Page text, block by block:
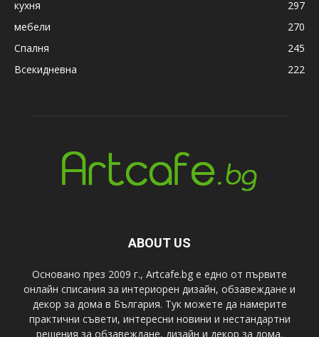
кухня
297
мебели
270
Спалня
245
Всекидневна
222
ABOUT US
Основано през 2009 г., Artcafe.bg е едно от първите
онлайн списания за интериорен дизайн, обзавеждане и
декор за дома в България. Тук можете да намерите
практични съвети, интересни новини и нестандартни
решения за обзавеждане, дизайн и декор за дома.